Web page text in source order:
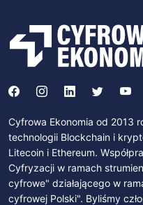
Cyfrowa Ekonomia od 2013
technologii Blockchain i
Litecoin i Ethereum.
Cyfryzacji w ramach
cyfrowe" działającego w
cyfrowej Polski". Byliśmy